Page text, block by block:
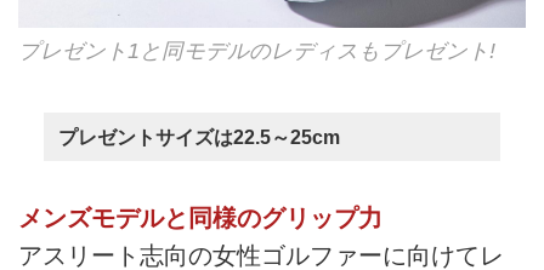
プレゼント1と同モデルのレディスもプレゼント!
プレゼントサイズは22.5～25cm
メンズモデルと同様のグリップ力
アスリート志向の女性ゴルファーに向けてレ